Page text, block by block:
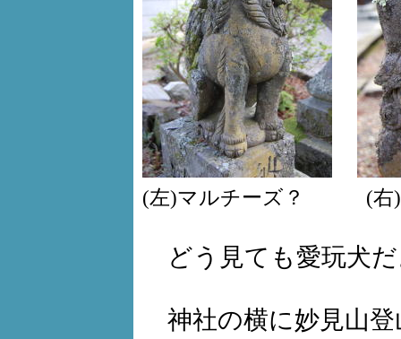
(左)マルチーズ？ (右)
どう見ても愛玩犬
神社の横に妙見山登